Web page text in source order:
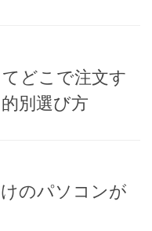
どこで注文す
別選び方
のパソコンが